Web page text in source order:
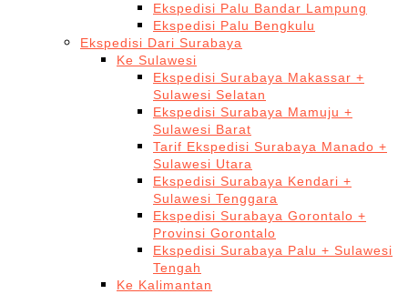
Ekspedisi Palu Bandar Lampung
Ekspedisi Palu Bengkulu
Ekspedisi Dari Surabaya
Ke Sulawesi
Ekspedisi Surabaya Makassar +
Sulawesi Selatan
Ekspedisi Surabaya Mamuju +
Sulawesi Barat
Tarif Ekspedisi Surabaya Manado +
Sulawesi Utara
Ekspedisi Surabaya Kendari +
Sulawesi Tenggara
Ekspedisi Surabaya Gorontalo +
Provinsi Gorontalo
Ekspedisi Surabaya Palu + Sulawesi
Tengah
Ke Kalimantan